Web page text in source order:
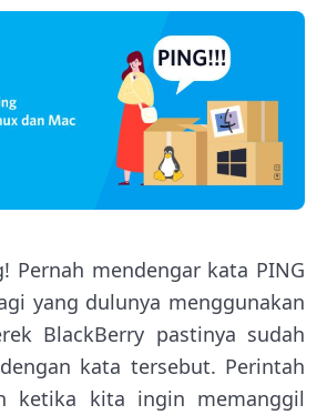
Pernah mendengar kata PING
yang dulunya menggunakan
BlackBerry pastinya sudah
kata tersebut. Perintah
ketika kita ingin memanggil